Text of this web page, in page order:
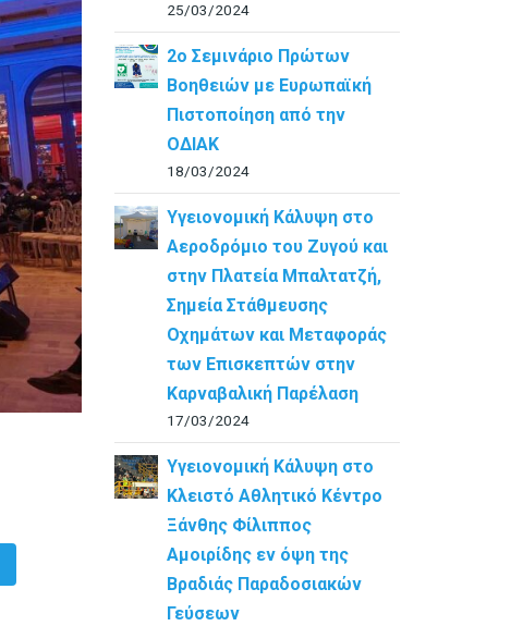
25/03/2024
2ο Σεμινάριο Πρώτων
Βοηθειών με Ευρωπαϊκή
Πιστοποίηση από την
ΟΔΙΑΚ
18/03/2024
Υγειονομική Κάλυψη στο
Αεροδρόμιο του Ζυγού και
στην Πλατεία Μπαλτατζή,
Σημεία Στάθμευσης
Οχημάτων και Μεταφοράς
των Επισκεπτών στην
Καρναβαλική Παρέλαση
17/03/2024
Υγειονομική Κάλυψη στο
Κλειστό Αθλητικό Κέντρο
Ξάνθης Φίλιππος
Αμοιρίδης εν όψη της
Βραδιάς Παραδοσιακών
Γεύσεων